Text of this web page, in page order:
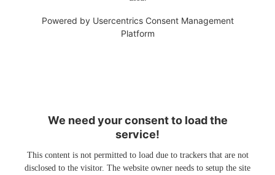
Powered by Usercentrics Consent Management
Platform
We need your consent to load the
service!
This content is not permitted to load due to trackers that are not
disclosed to the visitor. The website owner needs to setup the site